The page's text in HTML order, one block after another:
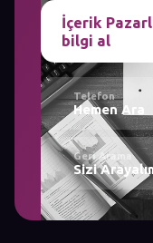
İçerik
bilgi al
Telefon
Hemen Ara
Geri Arama
Sizi